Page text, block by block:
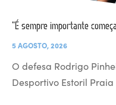
“É sempre importante
5 AGOSTO, 2026
O defesa Rodrigo
Desportivo Estoril